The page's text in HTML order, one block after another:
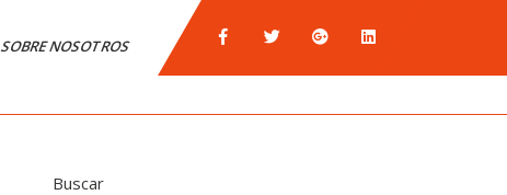
SOBRE NOSOTROS
Buscar